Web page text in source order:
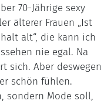
70-Jährige sexy
älterer Frauen „Ist
alt“, die kann ich
nie egal. Na
sich. Aber deswegen
schön fühlen.
sondern Mode soll,